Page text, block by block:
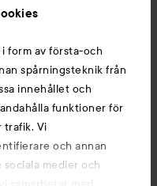
form av första-och
spårningsteknik från
innehållet och
funktioner för
trafik. Vi
och annan
medier och